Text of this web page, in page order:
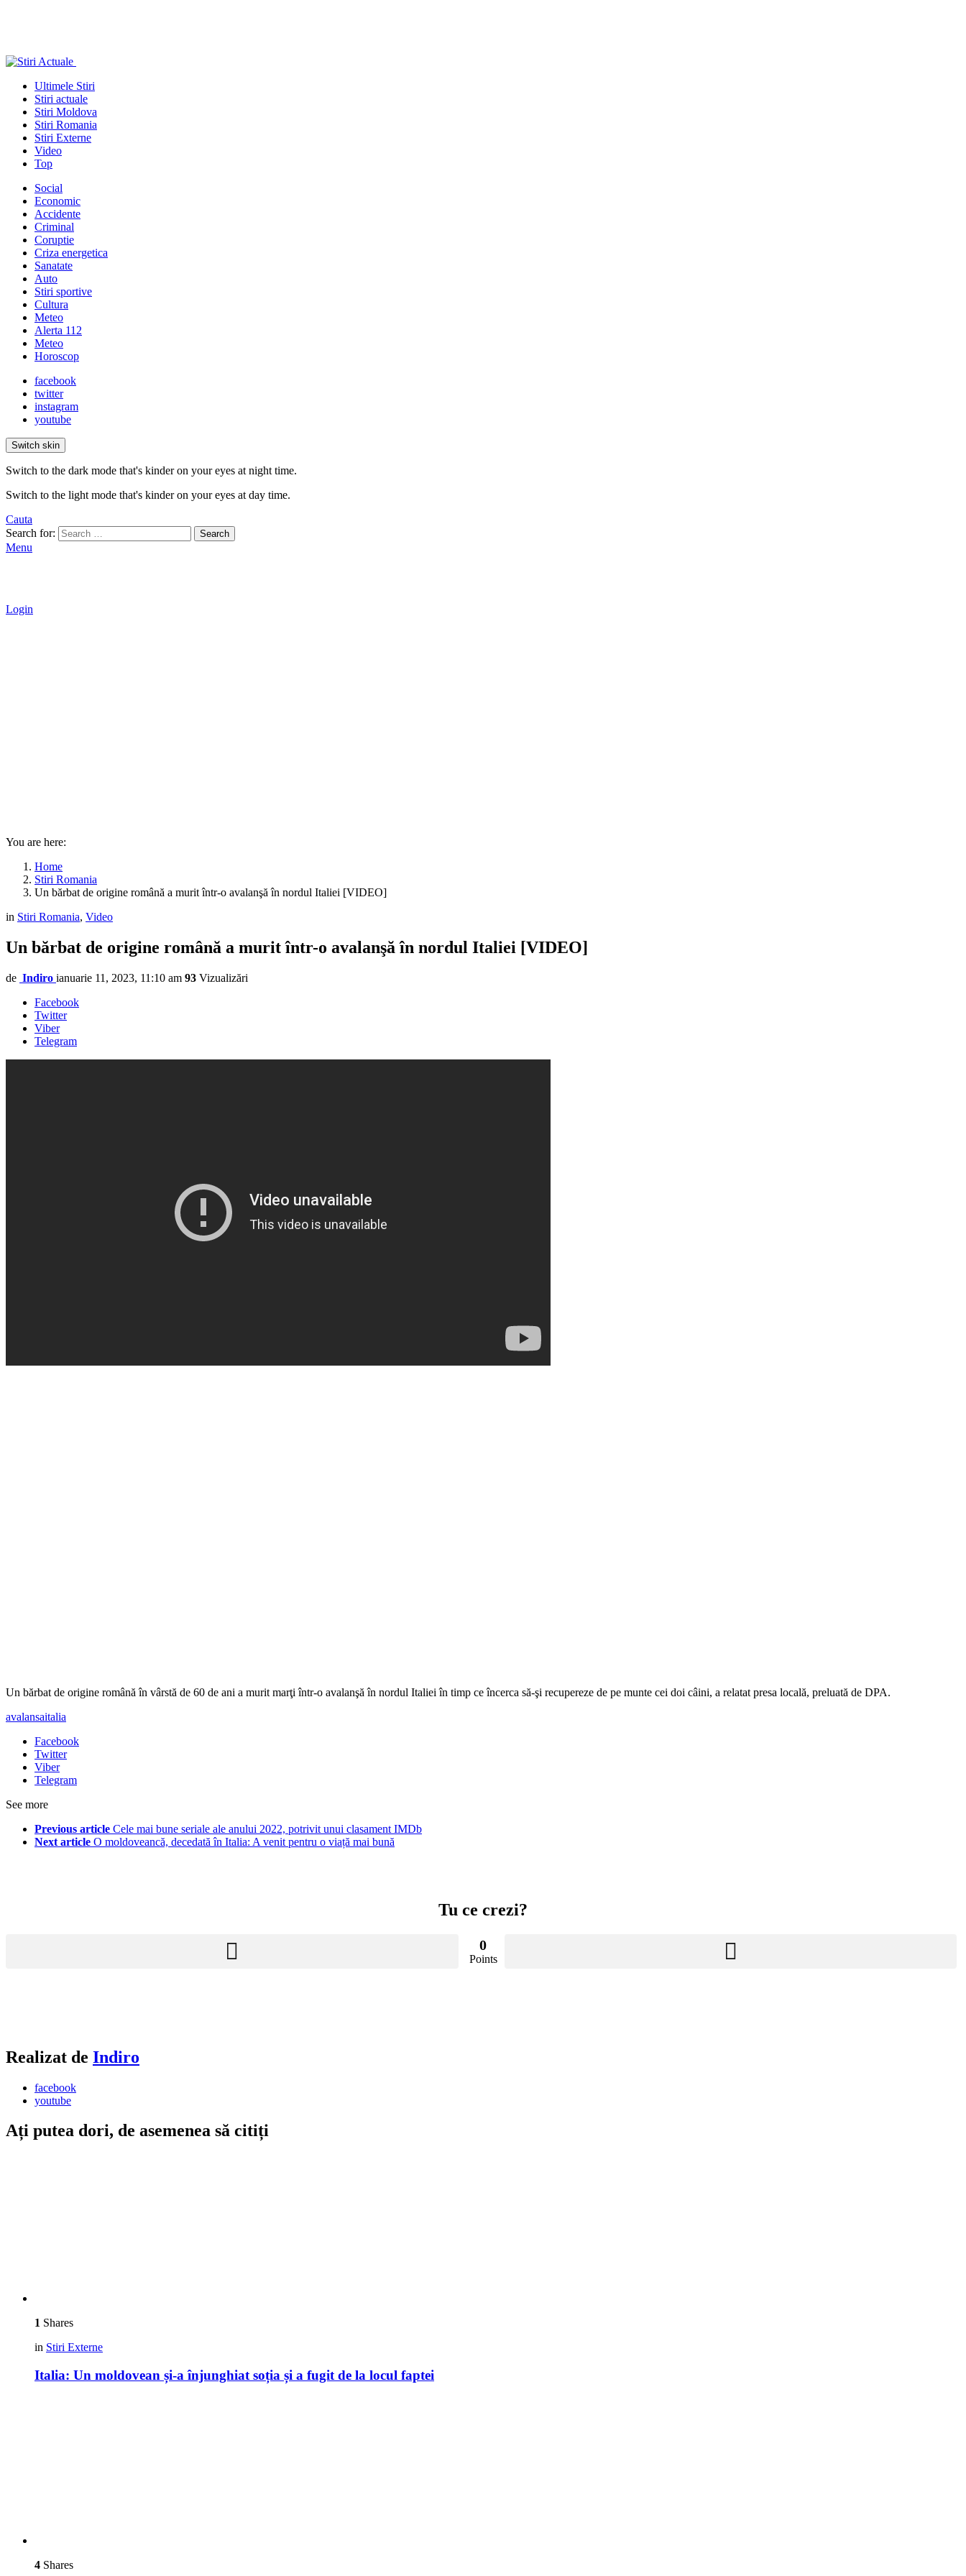
Ultimele Stiri
Stiri actuale
Stiri Moldova
Stiri Romania
Stiri Externe
Video
Top
Social
Economic
Accidente
Criminal
Coruptie
Criza energetica
Sanatate
Auto
Stiri sportive
Cultura
Meteo
Alerta 112
Meteo
Horoscop
facebook
twitter
instagram
youtube
Switch skin
Switch to the dark mode that's kinder on your eyes at night time.
Switch to the light mode that's kinder on your eyes at day time.
Cauta
Search for:
Search
Menu
Login
You are here:
Home
Stiri Romania
Un bărbat de origine română a murit într-o avalanşă în nordul Italiei [VIDEO]
in Stiri Romania, Video
Un bărbat de origine română a murit într-o avalanşă în nordul Italiei [VIDEO]
de Indiro ianuarie 11, 2023, 11:10 am 93 Vizualizări
Facebook
Twitter
Viber
Telegram
Un bărbat de origine română în vârstă de 60 de ani a murit marţi într-o avalanşă în nordul Italiei în timp ce încerca să-şi recupereze de pe munte cei doi câini, a relatat presa locală, preluată de DPA.
avalansaitalia
Facebook
Twitter
Viber
Telegram
See more
Previous article Cele mai bune seriale ale anului 2022, potrivit unui clasament IMDb
Next article O moldoveancă, decedată în Italia: A venit pentru o viață mai bună
Tu ce crezi?
0
Points
Realizat de Indiro
facebook
youtube
Ați putea dori, de asemenea să citiți
1 Shares
in Stiri Externe
Italia: Un moldovean și-a înjunghiat soția și a fugit de la locul faptei
4 Shares